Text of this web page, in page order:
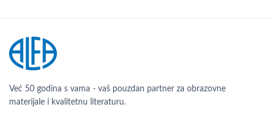
Već 50 godina s vama - vaš pouzdan partner za obrazovne
materijale i kvalitetnu literaturu.